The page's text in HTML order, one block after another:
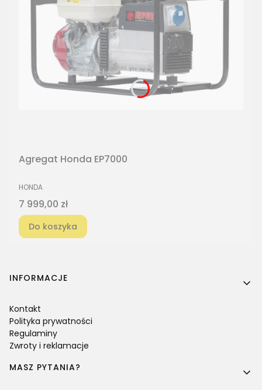
Agregat Honda EP7000
PRODUCENT
HONDA
Cena
7 999,00 zł
Do koszyka
Linki w stopce
INFORMACJE
Kontakt
Polityka prywatności
Regulaminy
Zwroty i reklamacje
MASZ PYTANIA?